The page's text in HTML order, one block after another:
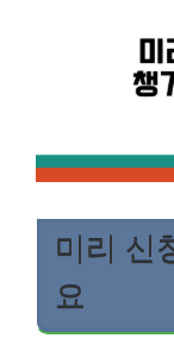
미리 신
요